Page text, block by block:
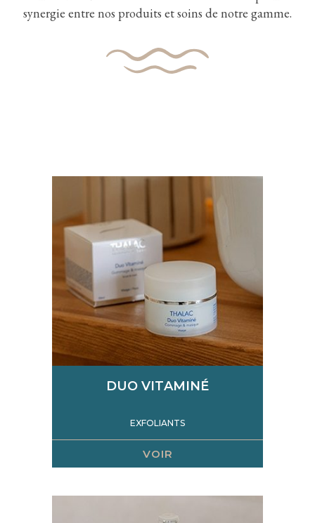
synergie entre nos produits et soins de notre gamme.
DUO VITAMINÉ
EXFOLIANTS
VOIR